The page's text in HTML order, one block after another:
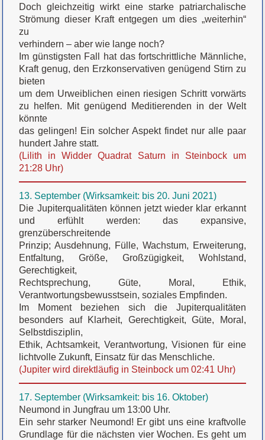
Doch gleichzeitig wirkt eine starke patriarchalische
Strömung dieser Kraft entgegen um dies „weiterhin“
zu
verhindern – aber wie lange noch?
Im günstigsten Fall hat das fortschrittliche Männliche,
Kraft genug, den Erzkonservativen genügend Stirn zu
bieten
um dem Urweiblichen einen riesigen Schritt vorwärts
zu helfen. Mit genügend Meditierenden in der Welt
könnte
das gelingen! Ein solcher Aspekt findet nur alle paar
hundert Jahre statt.
(Lilith in Widder Quadrat Saturn in Steinbock um
21:28 Uhr)
13. September (Wirksamkeit: bis 20. Juni 2021)
Die Jupiterqualitäten können jetzt wieder klar erkannt
und erfühlt werden: das expansive,
grenzüberschreitende
Prinzip; Ausdehnung, Fülle, Wachstum, Erweiterung,
Entfaltung, Größe, Großzügigkeit, Wohlstand,
Gerechtigkeit,
Rechtsprechung, Güte, Moral, Ethik,
Verantwortungsbewusstsein, soziales Empfinden.
Im Moment beziehen sich die Jupiterqualitäten
besonders auf Klarheit, Gerechtigkeit, Güte, Moral,
Selbstdisziplin,
Ethik, Achtsamkeit, Verantwortung, Visionen für eine
lichtvolle Zukunft, Einsatz für das Menschliche.
(Jupiter wird direktläufig in Steinbock um 02:41 Uhr)
17. September (Wirksamkeit: bis 16. Oktober)
Neumond in Jungfrau um 13:00 Uhr.
Ein sehr starker Neumond! Er gibt uns eine kraftvolle
Grundlage für die nächsten vier Wochen. Es geht um